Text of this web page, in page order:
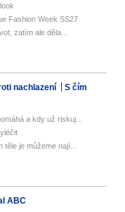
Fashion Week SS27
zatím ale děla...
nachlazení
S čím
a kdy už riskuj...
je můžeme nají...
ABC